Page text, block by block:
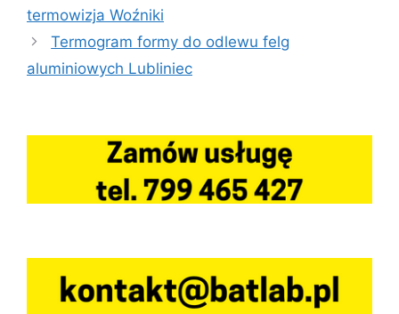
termowizja Woźniki
Termogram formy do odlewu felg
aluminiowych Lubliniec